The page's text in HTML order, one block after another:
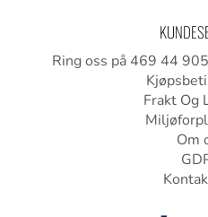
Ring oss på 469 44
Frakt Og
Om